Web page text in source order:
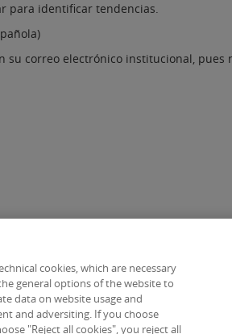
para identificar tendencias.
correo electrónico institucional, pues
-
cookies, which are necessary
general options of the website to
data on website usage and
and adversiting. If you choose
"Reject all cookies", you reject all